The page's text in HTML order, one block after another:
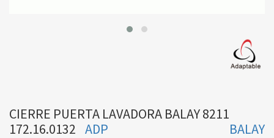
CIERRE PUERTA LAVADORA BALAY 8211
172.16.0132
BALAY
ADP